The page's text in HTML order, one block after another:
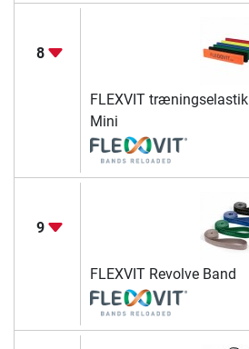
8
FLEXVIT træningselastik
Mini
9
FLEXVIT Revolve Band